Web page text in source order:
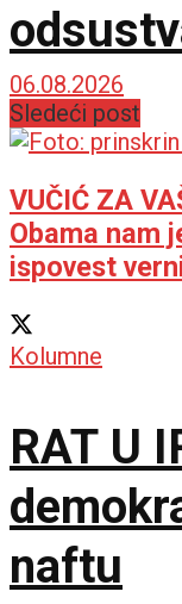
Doma
06.08.2026
Sledeći post
VUČIĆ ZA
Obama nam
ispovest
Kolumne
RAT U
naftu